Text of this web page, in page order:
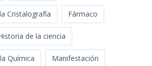
Cristalografía Fármaco
de la ciencia
Química Manifestación